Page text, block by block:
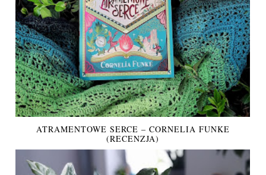
ATRAMENTOWE SERCE – CORNELIA FUNKE
(RECENZJA)